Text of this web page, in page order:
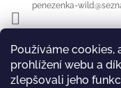
Používáme cookies,
prohlížení webu a
zlepšovali jeho
penezenka-wild@